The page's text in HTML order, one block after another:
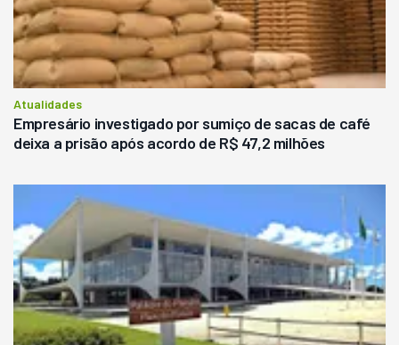
Atualidades
Empresário investigado por sumiço de sacas de café
deixa a prisão após acordo de R$ 47,2 milhões